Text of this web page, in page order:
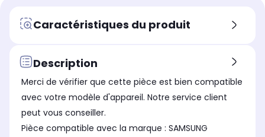
Caractéristiques du produit
Description
Merci de vérifier que cette pièce est bien compatible
avec votre modèle d'appareil. Notre service client
peut vous conseiller.
Pièce compatible avec la marque : SAMSUNG